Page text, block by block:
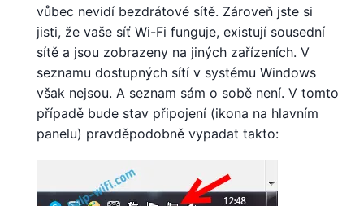
vůbec nevidí bezdrátové sítě. Zároveň jste si
jisti, že vaše síť Wi-Fi funguje, existují sousední
sítě a jsou zobrazeny na jiných zařízeních. V
seznamu dostupných sítí v systému Windows
však nejsou. A seznam sám o sobě není. V tomto
případě bude stav připojení (ikona na hlavním
panelu) pravděpodobně vypadat takto: